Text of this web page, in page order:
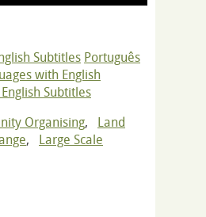
Subtitles Português
with English
Subtitles
Organising, Land
, Large Scale